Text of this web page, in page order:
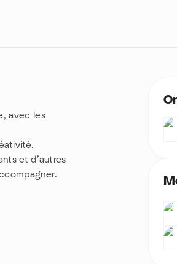
avec les
et d’autres